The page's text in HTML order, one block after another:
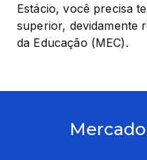
Estácio, você precisa
superior, devidamente
da Educação (MEC).